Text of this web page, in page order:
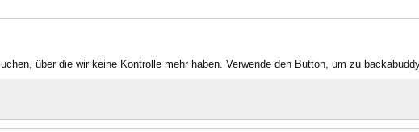
über die wir keine Kontrolle mehr haben. Verwende den Button, um zu